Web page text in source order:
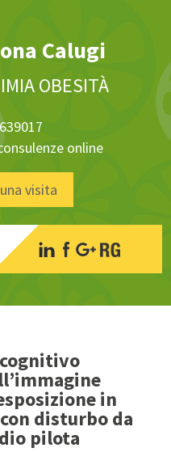
Calugi
OBESITÀ
online
visita
in
disturbo da
pilota